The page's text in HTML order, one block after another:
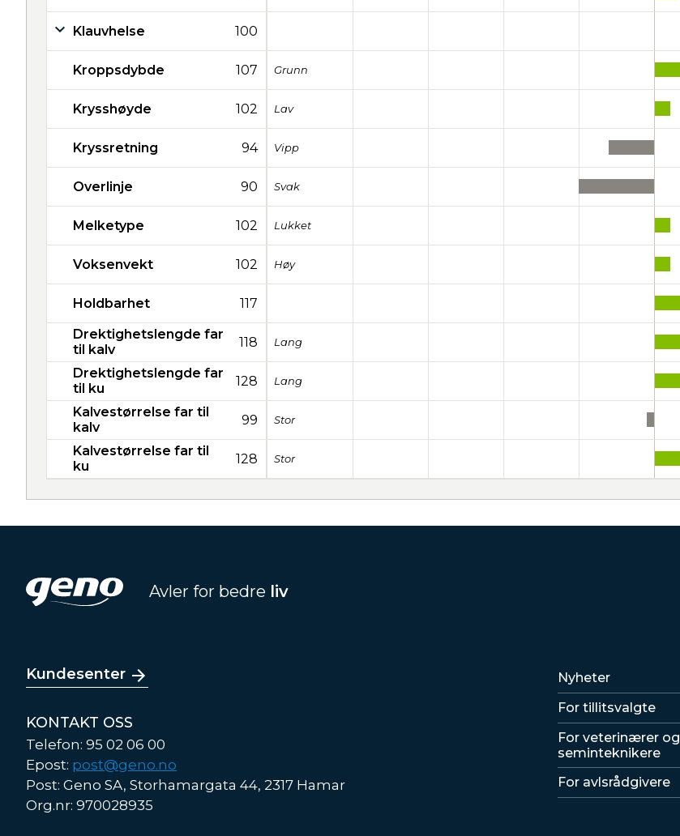
Klauvhelse 100
Kroppsdybde 107 Grunn
Krysshøyde 102 Lav
Kryssretning 94 Vipp
Overlinje 90 Svak
Melketype 102 Lukket
Voksenvekt 102 Høy
Holdbarhet 117
Drektighetslengde far
til kalv
118 Lang
Drektighetslengde far
til ku
128 Lang
Kalvestørrelse far til
kalv
99 Stor
Kalvestørrelse far til
ku
128 Stor
Avler for bedre liv
Kundesenter
KONTAKT OSS
Telefon: 95 02 06 00
Epost: post@geno.no
Post: Geno SA, Storhamargata 44, 2317 Hamar
Org.nr: 970028935
Lenker
Nyheter
For tillitsvalgte
For veterinærer og
seminteknikere
For avlsrådgivere